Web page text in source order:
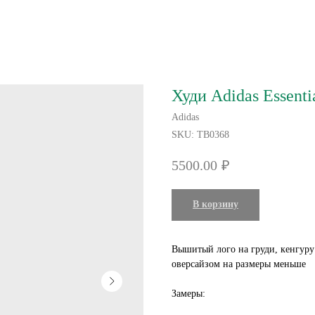
Худи Adidas
Adidas
SKU: TB0368
5500.00 ₽
В корзину
Вышитый лого на груди,
оверсайзом на размеры меньше
Замеры: